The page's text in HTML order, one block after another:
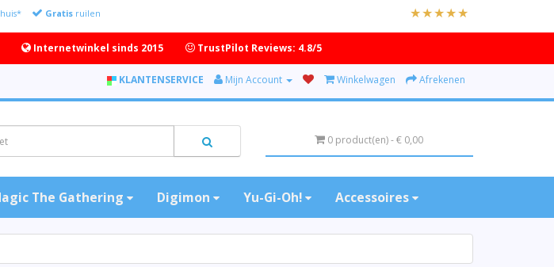
Gratis ruilen
Internetwinkel sinds 2015 TrustPilot Reviews: 4.8/5
KLANTENSERVICE Mijn Account Winkelwagen Afrekenen
0 product(en) - € 0,00
The Gathering Digimon Yu-Gi-Oh! Accessoires